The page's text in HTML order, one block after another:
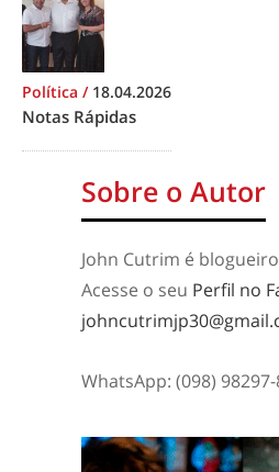
Política / 18.04.2026
Notas Rápidas
Sobre o Autor
John Cutrim é
Acesse o seu Perfil no
WhatsApp: (098)